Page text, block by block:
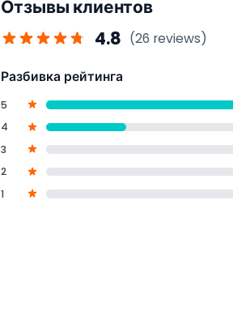
Отзывы клиентов
4.8 (26 reviews)
Разбивка рейтинга
5
4
3
2
1